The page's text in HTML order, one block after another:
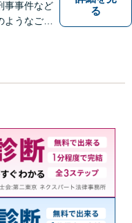
事事件など
うなご相
に解決への
る